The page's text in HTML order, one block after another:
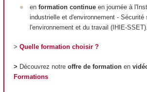
en formation continueen journée à
industrielle et d'environnement - Sécurité
l'environnement et du travail (IHIE-SSET).
> Quelle formation choisir ?
> Découvrez notre offre de formation en
Formations